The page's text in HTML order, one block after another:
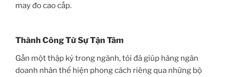
may đo cao cấp.
Thành Công Từ Sự Tận Tâm
Gần một thập kỷ trong ngành, tôi đã giúp hàng ngàn
doanh nhân thể hiện phong cách riêng qua những bộ